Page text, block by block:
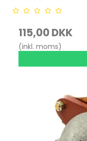
115,00 DKK
(inkl. moms)